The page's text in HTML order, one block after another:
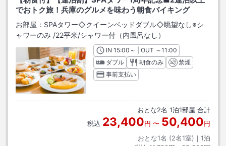
でおトク旅！兵庫のグルメを味わう朝食バイキング
お部屋： SPAタワー◇クイーンベッドダブル◇眺望なし※シ
ャワーのみ /22平米/シャワー付（内風呂なし）
INチェックイン
15:00 ～ | OUT チェックアウト
～11:00
ダブル
朝食のみ
禁煙
事前支払い
おとな2名 1泊1部屋 合計
税込 23,400円 〜 50,400円
おとな1名 (2名1室)｜ 1泊